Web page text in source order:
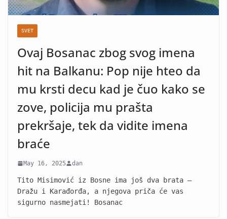
SVET
Ovaj Bosanac zbog svog imena
hit na Balkanu: Pop nije hteo da
mu krsti decu kad je čuo kako se
zove, policija mu prašta
prekršaje, tek da vidite imena
braće
May 16, 2025 dan
Tito Misimović iz Bosne ima još dva brata –
Dražu i Karađorđa, a njegova priča će vas
sigurno nasmejati! Bosanac